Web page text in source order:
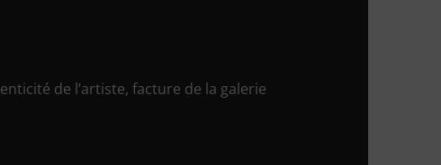
de l’artiste, facture de la galerie